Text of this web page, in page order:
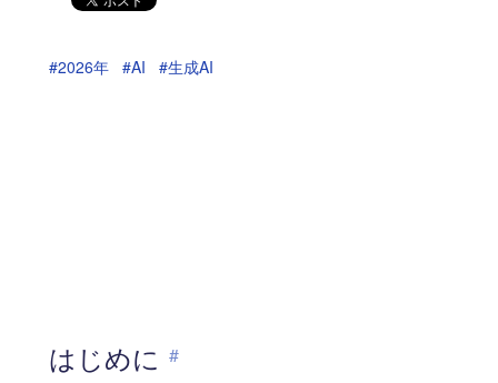
#2026年 #AI #生成AI
はじめに #